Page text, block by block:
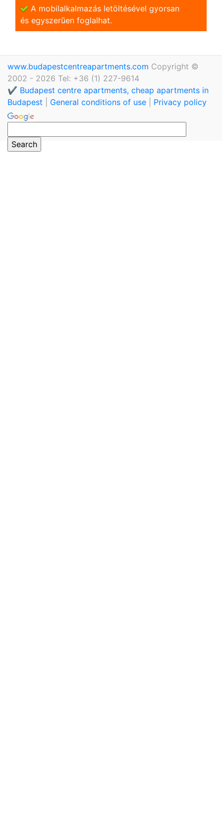
A mobilalkalmazás letöltésével gyorsan
és egyszerũen foglalhat.
www.budapestcentreapartments.com Copyright ©
2002 - 2026 Tel: +36 (1) 227-9614
✔️ Budapest centre apartments, cheap apartments in
Budapest
General conditions of use Privacy policy